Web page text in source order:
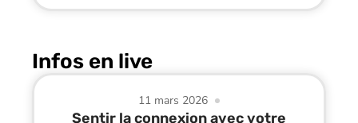
Infos en live
11 mars 2026
Sentir la connexion avec votre